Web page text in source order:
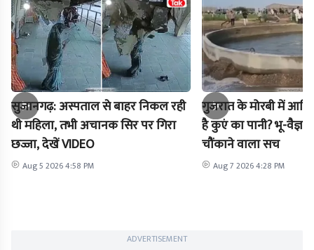
सुजानगढ़: अस्पताल से बाहर निकल रही
थी महिला, तभी अचानक सिर पर गिरा
छज्जा, देखें VIDEO
Aug 5 2026 4:58 PM
गुजरात के मोरबी में
है कुएं का पानी? भू-
चौंकाने वाला सच
Aug 7 2026 4:28 PM
ADVERTISEMENT